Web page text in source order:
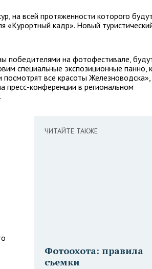
на всей протяженности которого будут
«Курортный кадр». Новый
победителями на фотофестивале,
специальные экспозиционные панно,
все красоты
пресс-конференции в региональном
ЧИТАЙТЕ ТАКЖЕ
Фотоохота: правила
съемки